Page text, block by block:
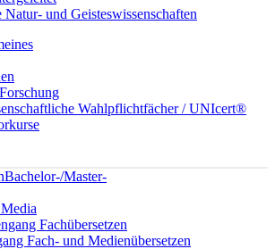
und Geisteswissenschaften
Forschung
Wahlpflichtfächer / UNIcert®
Bachelor-/Master-
Fachübersetzen
Fach- und Medienübersetzen